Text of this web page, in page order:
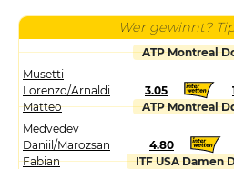
Wer gewinnt?
ATP Montreal
Musetti
Lorenzo/Arnaldi
Matteo
3.05
ATP Montreal
Medvedev
Daniil/Marozsan
Fabian
4.80
ITF USA Damen